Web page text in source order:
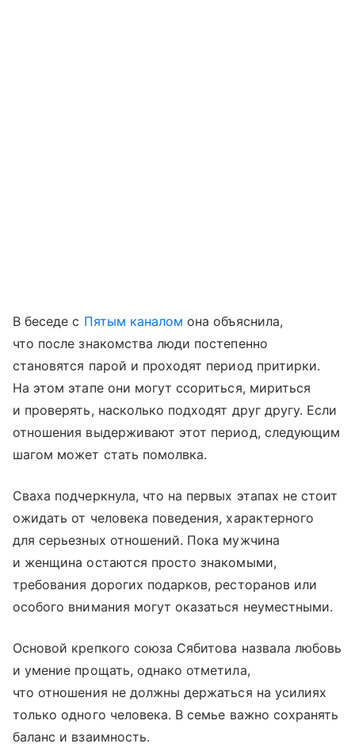
В беседе с Пятым каналом она объяснила,
что после знакомства люди постепенно
становятся парой и проходят период притирки.
На этом этапе они могут ссориться, мириться
и проверять, насколько подходят друг другу. Если
отношения выдерживают этот период, следующим
шагом может стать помолвка.
Сваха подчеркнула, что на первых этапах не стоит
ожидать от человека поведения, характерного
для серьезных отношений. Пока мужчина
и женщина остаются просто знакомыми,
требования дорогих подарков, ресторанов или
особого внимания могут оказаться неуместными.
Основой крепкого союза Сябитова назвала любовь
и умение прощать, однако отметила,
что отношения не должны держаться на усилиях
только одного человека. В семье важно сохранять
баланс и взаимность.